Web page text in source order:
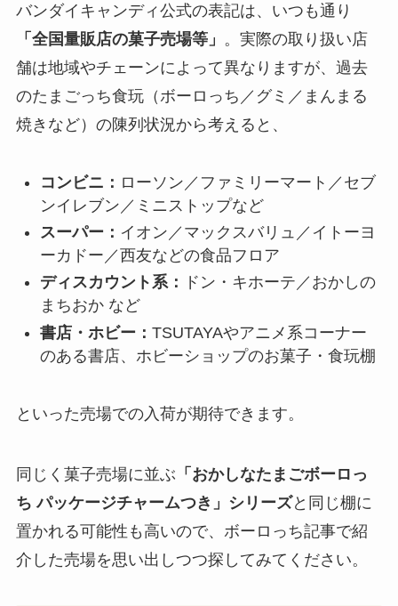
バンダイキャンディ公式の表記は、いつも通り
「全国量販店の菓子売場等」 。実際の取り扱い店
舗は地域やチェーンによって異なりますが、過去
のたまごっち食玩（ボーロっち／グミ／まんまる
焼きなど）の陳列状況から考えると、
コンビニ： ローソン／ファミリーマート／セブ
ンイレブン／ミニストップなど
スーパー： イオン／マックスバリュ／イトーヨ
ーカドー／西友などの食品フロア
ディスカウント系：
ドン・キホーテ／おかしの
まちおか など
書店・ホビー： TSUTAYAやアニメ系コーナー
のある書店、ホビーショップのお菓子・食玩棚
といった売場での入荷が期待できます。
同じく菓子売場に並ぶ 「おかしなたまごボーロっ
ち パッケージチャームつき」シリーズと同じ棚に
置かれる可能性も高いので、ボーロっち記事で紹
介した売場を思い出しつつ探してみてください。